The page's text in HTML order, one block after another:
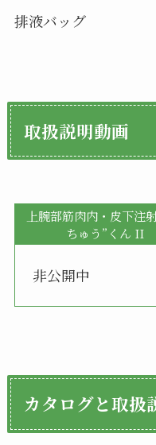
排液バッグ
取扱説明動画
上腕部筋肉内・皮下注
ちゅう”くん II
非公開中
カタログと取扱